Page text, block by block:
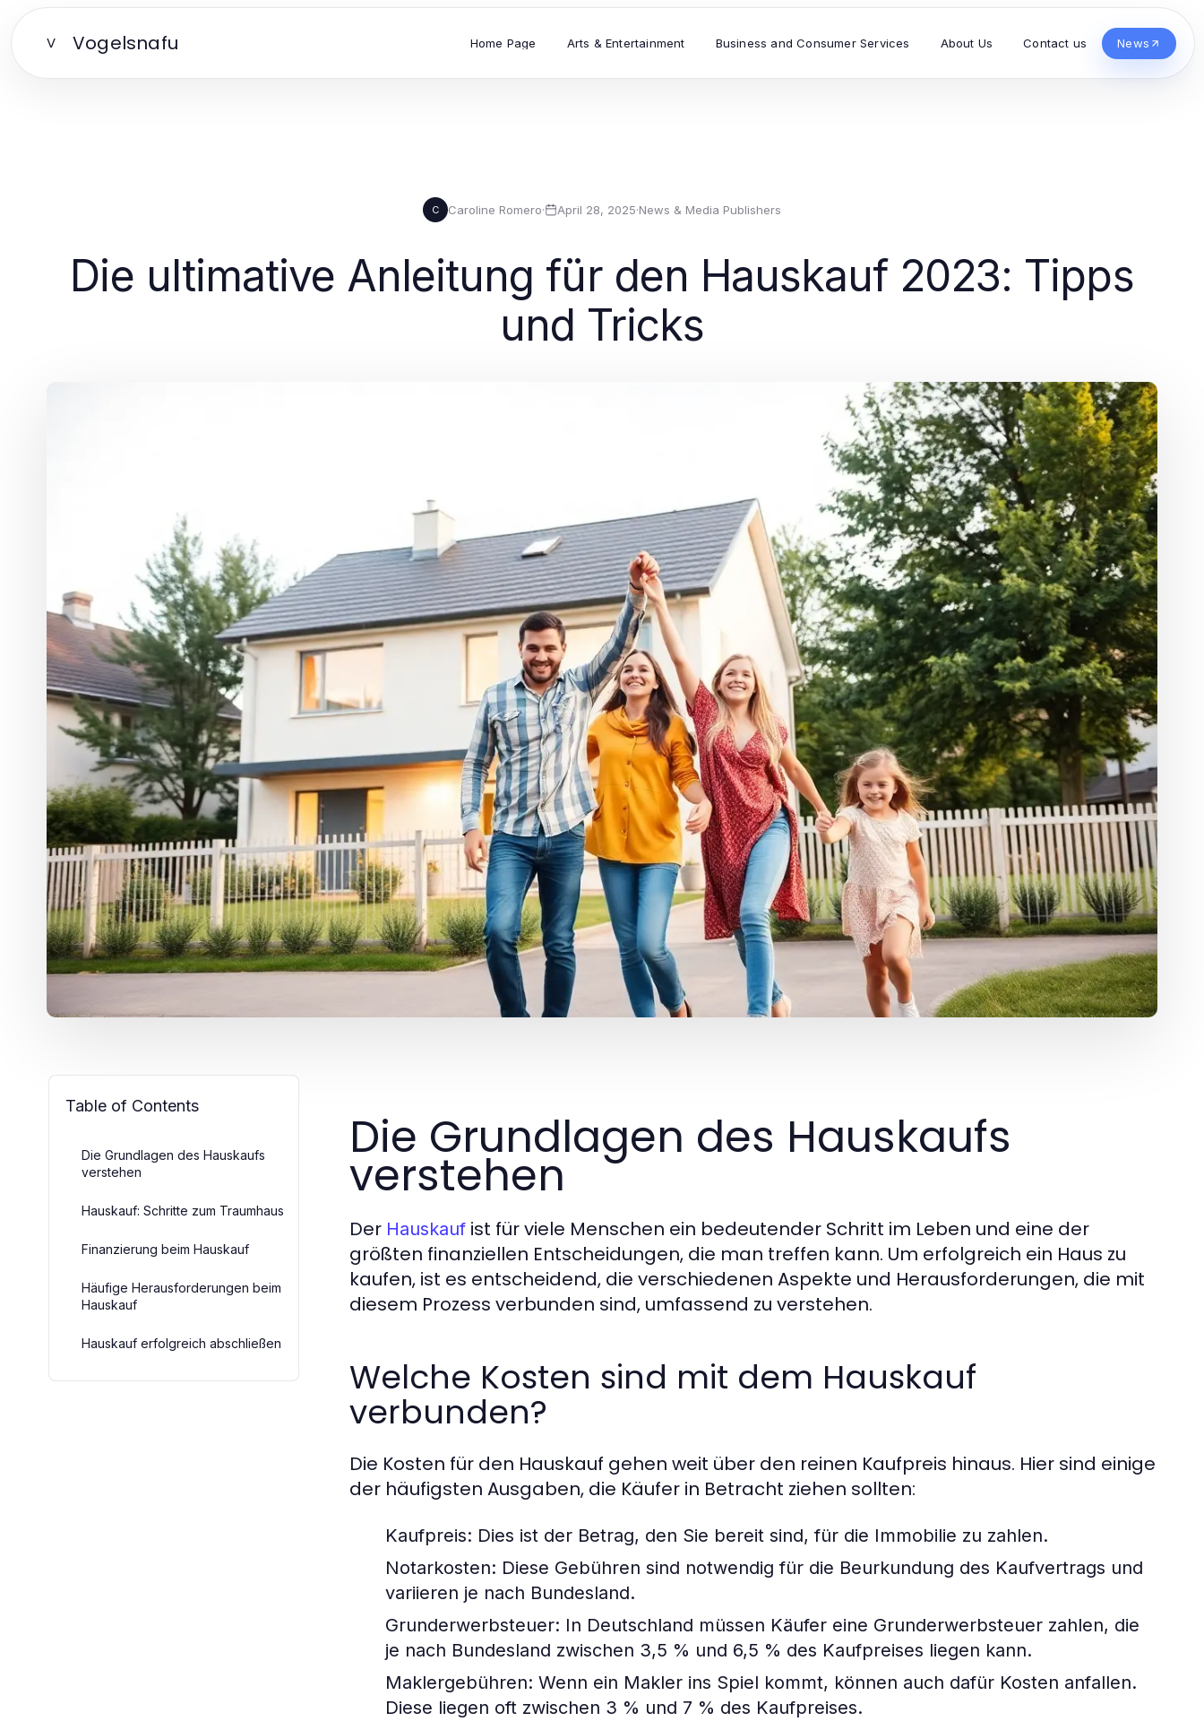
V Vogelsnafu Home Page Arts & Entertainment Business and Consumer Services About Us Contact us News
C Caroline Romero· April 28, 2025·News & Media Publishers
Die ultimative Anleitung für den Hauskauf 2023: Tipps
und Tricks
Table of Contents
Die Grundlagen des Hauskaufs
verstehen
Hauskauf: Schritte zum Traumhaus
Finanzierung beim Hauskauf
Häufige Herausforderungen beim
Hauskauf
Hauskauf erfolgreich abschließen
Die Grundlagen des Hauskaufs
verstehen
Der Hauskauf ist für viele Menschen ein bedeutender Schritt im Leben und eine der
größten finanziellen Entscheidungen, die man treffen kann. Um erfolgreich ein Haus zu
kaufen, ist es entscheidend, die verschiedenen Aspekte und Herausforderungen, die mit
diesem Prozess verbunden sind, umfassend zu verstehen.
Welche Kosten sind mit dem Hauskauf
verbunden?
Die Kosten für den Hauskauf gehen weit über den reinen Kaufpreis hinaus. Hier sind einige
der häufigsten Ausgaben, die Käufer in Betracht ziehen sollten:
Kaufpreis: Dies ist der Betrag, den Sie bereit sind, für die Immobilie zu zahlen.
Notarkosten: Diese Gebühren sind notwendig für die Beurkundung des Kaufvertrags und
variieren je nach Bundesland.
Grunderwerbsteuer: In Deutschland müssen Käufer eine Grunderwerbsteuer zahlen, die
je nach Bundesland zwischen 3,5 % und 6,5 % des Kaufpreises liegen kann.
Maklergebühren: Wenn ein Makler ins Spiel kommt, können auch dafür Kosten anfallen.
Diese liegen oft zwischen 3 % und 7 % des Kaufpreises.